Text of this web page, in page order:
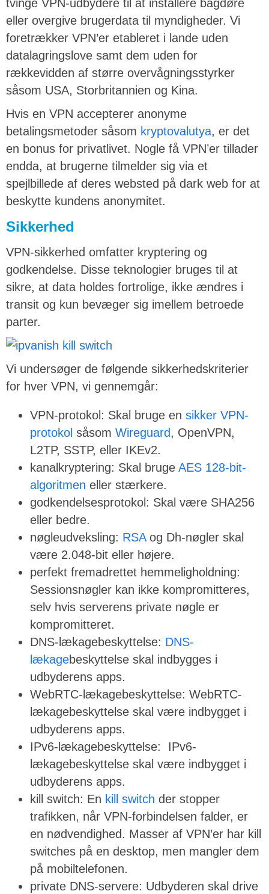
tvinge VPN-udbydere til at installere bagdøre
eller overgive brugerdata til myndigheder. Vi
foretrækker VPN’er etableret i lande uden
datalagringslove samt dem uden for
rækkevidden af større overvågningsstyrker
såsom USA, Storbritannien og Kina.
Hvis en VPN accepterer anonyme
betalingsmetoder såsom kryptovalutya, er det
en bonus for privatlivet. Nogle få VPN’er tillader
endda, at brugerne tilmelder sig via et
spejlbillede af deres websted på dark web for at
beskytte kundens anonymitet.
Sikkerhed
VPN-sikkerhed omfatter kryptering og
godkendelse. Disse teknologier bruges til at
sikre, at data holdes fortrolige, ikke ændres i
transit og kun bevæger sig imellem betroede
parter.
Vi undersøger de følgende sikkerhedskriterier
for hver VPN, vi gennemgår:
VPN-protokol: Skal bruge en sikker VPN-
protokol såsom Wireguard, OpenVPN,
L2TP, SSTP, eller IKEv2.
kanalkryptering: Skal bruge AES 128-bit-
algoritmen eller stærkere.
godkendelsesprotokol: Skal være SHA256
eller bedre.
nøgleudveksling: RSAog Dh-nøgler skal
være 2.048-bit eller højere.
perfekt fremadrettet hemmeligholdning:
Sessionsnøgler kan ikke kompromitteres,
selv hvis serverens private nøgle er
kompromitteret.
DNS-lækagebeskyttelse: DNS-
lækagebeskyttelse skal indbygges i
udbyderens apps.
WebRTC-lækagebeskyttelse: WebRTC-
lækagebeskyttelse skal være indbygget i
udbyderens apps.
IPv6-lækagebeskyttelse: IPv6-
lækagebeskyttelse skal være indbygget i
udbyderens apps.
kill switch: En kill switch der stopper
trafikken, når VPN-forbindelsen falder, er
en nødvendighed. Masser af VPN’er har kill
switches på en desktop, men mangler dem
på mobiltelefonen.
private DNS-servere: Udbyderen skal drive